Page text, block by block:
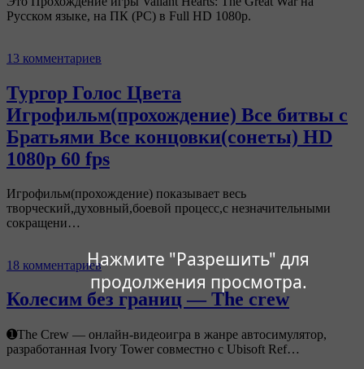
Нажмите "Разрешить" для
продолжения просмотра.
Русском языке, на ПК (PC) в Full HD 1080p.
13 комментариев
Тургор Голос Цвета
Игрофильм(прохождение) Все битвы с
Братьями Все концовки(сонеты) HD
1080p 60 fps
Игрофильм(прохождение) показывает весь
творческий,духовный,боевой процесс,с незначительными
сокращени…
18 комментариев
Колесим без границ — The crew
➊The Crew — онлайн-видеоигра в жанре автосимулятор,
разработанная Ivory Tower совместно с Ubisoft Ref…